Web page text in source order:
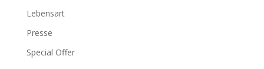
Lebensart
Presse
Special Offer